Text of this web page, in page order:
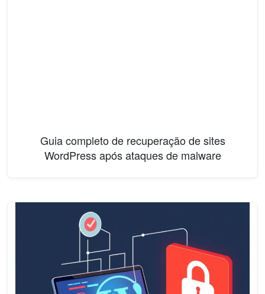
Guia completo de recuperação de sites
WordPress após ataques de malware